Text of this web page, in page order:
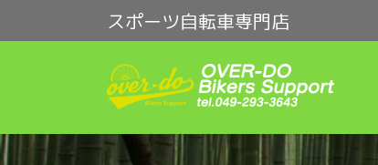
移
ン
スポーツ自転車専門店